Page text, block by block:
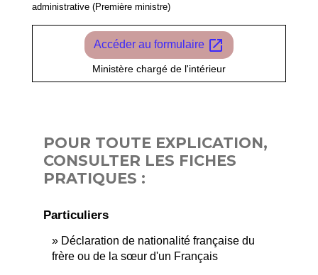
administrative (Première ministre)
Accéder au formulaire open_in_new
Ministère chargé de l'intérieur
POUR TOUTE EXPLICATION,
CONSULTER LES FICHES
PRATIQUES :
Particuliers
Déclaration de nationalité française du
frère ou de la sœur d'un Français